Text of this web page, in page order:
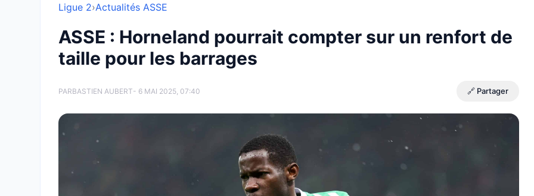
Ligue 2›Actualités ASSE
ASSE : Horneland pourrait compter sur un renfort de
taille pour les barrages
PARBASTIEN AUBERT- 6 MAI 2025, 07:40 🔗 Partager